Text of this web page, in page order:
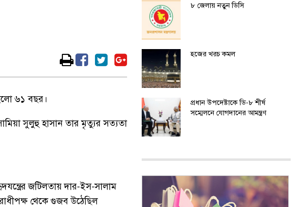
৬১ বছর।
সুলুহু হাসান তার মৃত্যুর সত্যতা
জটিলতায় দার-ইস-সালাম
থেকে গুজব উঠেছিল
৮ জেলায় নতুন ডিসি
হজের খরচ কমল
প্রধান উপদেষ্টাকে ডি-৮ শীর্ষ
সম্মেলনে যোগদানের আমন্ত্রণ